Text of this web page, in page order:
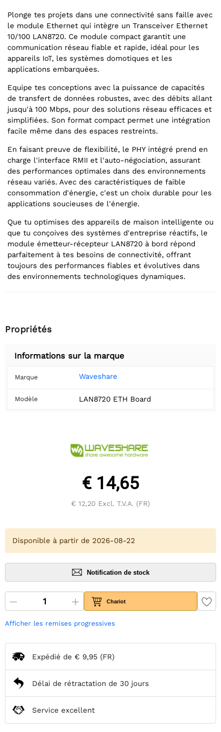
Plonge tes projets dans une connectivité sans faille avec
le module Ethernet qui intègre un Transceiver Ethernet
10/100 LAN8720. Ce module compact garantit une
communication réseau fiable et rapide, idéal pour les
appareils IoT, les systèmes domotiques et les
applications embarquées.
Equipe tes conceptions avec la puissance de capacités
de transfert de données robustes, avec des débits allant
jusqu'à 100 Mbps, pour des solutions réseau efficaces et
simplifiées. Son format compact permet une intégration
facile même dans des espaces restreints.
En faisant preuve de flexibilité, le PHY intégré prend en
charge l'interface RMII et l'auto-négociation, assurant
des performances optimales dans des environnements
réseau variés. Avec des caractéristiques de faible
consommation d'énergie, c'est un choix durable pour les
applications soucieuses de l'énergie.
Que tu optimises des appareils de maison intelligente ou
que tu conçoives des systèmes d'entreprise réactifs, le
module émetteur-récepteur LAN8720 à bord répond
parfaitement à tes besoins de connectivité, offrant
toujours des performances fiables et évolutives dans
des environnements technologiques dynamiques.
Propriétés
Informations sur la marque
Marque Waveshare
Modèle LAN8720 ETH Board
€ 14,65
€ 12,20 Excl. T.V.A. (FR)
Disponible à partir de 2026-08-22
Notification de stock
Chariot
Afficher les remises progressives
Expédié de € 9,95 (FR)
Délai de rétractation de 30 jours
Service excellent